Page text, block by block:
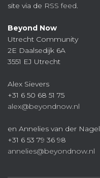
site via de RSS feed.
Beyond Now
Utrecht Community
2E Daalsedijk 6A
3551 EJ Utrecht
Alex Sievers
+31 6 50 68 51 75
alex@beyondnow.nl
en Annelies van der Nagel
+31 6 53 79 36 98
annelies@beyondnow.nl